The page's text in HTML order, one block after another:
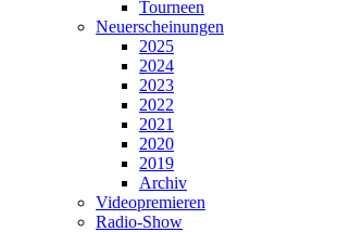
Tourneen
Neuerscheinungen
2025
2024
2023
2022
2021
2020
2019
Archiv
Videopremieren
Radio-Show